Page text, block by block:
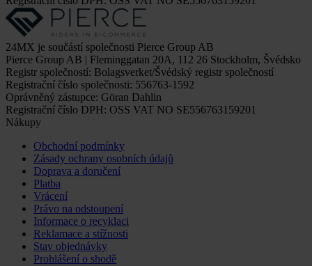
24MX je součástí společnosti Pierce Group AB
Pierce Group AB | Fleminggatan 20A, 112 26 Stockholm, Švédsko
Registr společností: Bolagsverket/Švédský registr společností
Registrační číslo společnosti: 556763-1592
Oprávněný zástupce: Göran Dahlin
Registrační číslo DPH: OSS VAT NO SE556763159201
Nákupy
Obchodní podmínky
Zásady ochrany osobních údajů
Doprava a doručení
Platba
Vrácení
Právo na odstoupení
Informace o recyklaci
Reklamace a stížnosti
Stav objednávky
Prohlášení o shodě